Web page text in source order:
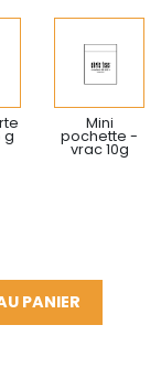
g
Mini
pochette -
vrac 10g
PANIER